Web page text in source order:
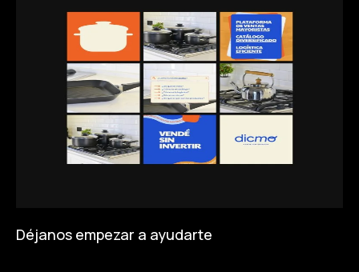
Déjanos empezar a ayudarte